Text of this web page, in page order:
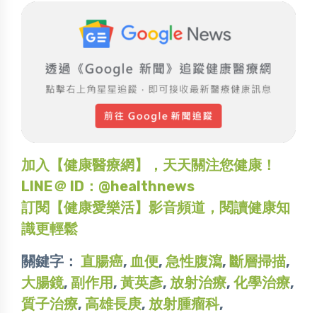
加入【健康醫療網】，天天關注您健康！
LINE＠ ID：@healthnews
訂閱【健康愛樂活】影音頻道，閱讀健康知
識更輕鬆
關鍵字： 直腸癌, 血便, 急性腹瀉, 斷層掃描,
大腸鏡, 副作用, 黃英彥, 放射治療, 化學治療,
質子治療, 高雄長庚, 放射腫瘤科,